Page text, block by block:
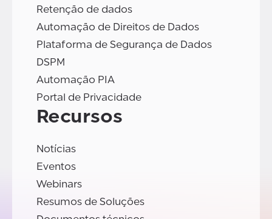
Retenção de dados
Automação de Direitos de Dados
Plataforma de Segurança de Dados
DSPM
Automação PIA
Portal de Privacidade
Recursos
Notícias
Eventos
Webinars
Resumos de Soluções